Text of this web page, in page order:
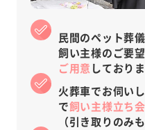
民間のペット葬
飼い主様のご要
ご用意 しておりま
火葬車でお伺い
で飼い主様立ち
（引き取りのみも